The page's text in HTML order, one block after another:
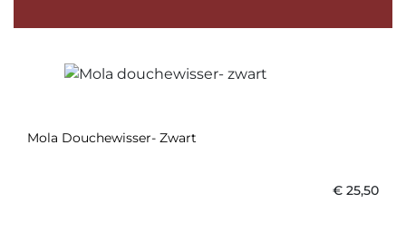
Mola Douchewisser- Zwart
€ 25,50